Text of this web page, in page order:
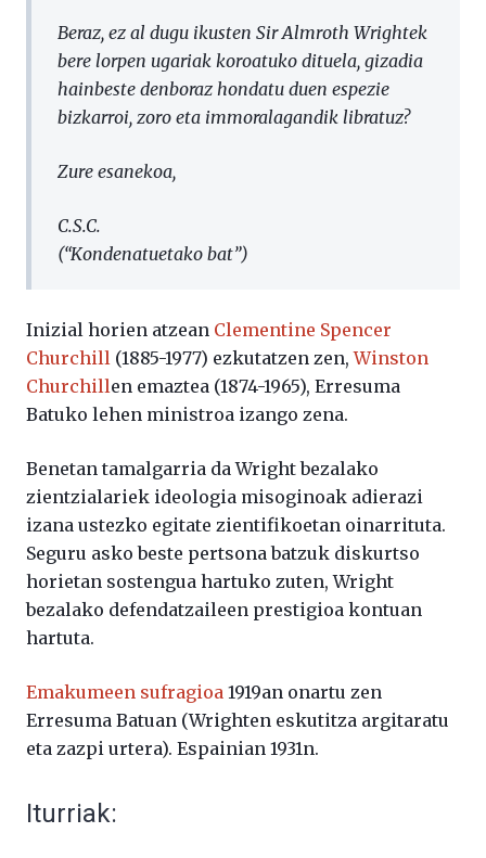
Beraz, ez al dugu ikusten Sir Almroth Wrightek
bere lorpen ugariak koroatuko dituela, gizadia
hainbeste denboraz hondatu duen espezie
bizkarroi, zoro eta immoralagandik libratuz?
Zure esanekoa,
C.S.C.
(“Kondenatuetako bat”)
Inizial horien atzean Clementine Spencer
Churchill (1885-1977) ezkutatzen zen,Winston
Churchillen emaztea (1874-1965), Erresuma
Batuko lehen ministroa izango zena.
Benetan tamalgarria da Wright bezalako
zientzialariek ideologia misoginoak adierazi
izana ustezko egitate zientifikoetan oinarrituta.
Seguru asko beste pertsona batzuk diskurtso
horietan sostengua hartuko zuten, Wright
bezalako defendatzaileen prestigioa kontuan
hartuta.
Emakumeen sufragioa 1919an onartu zen
Erresuma Batuan (Wrighten eskutitza argitaratu
eta zazpi urtera). Espainian 1931n.
Iturriak: